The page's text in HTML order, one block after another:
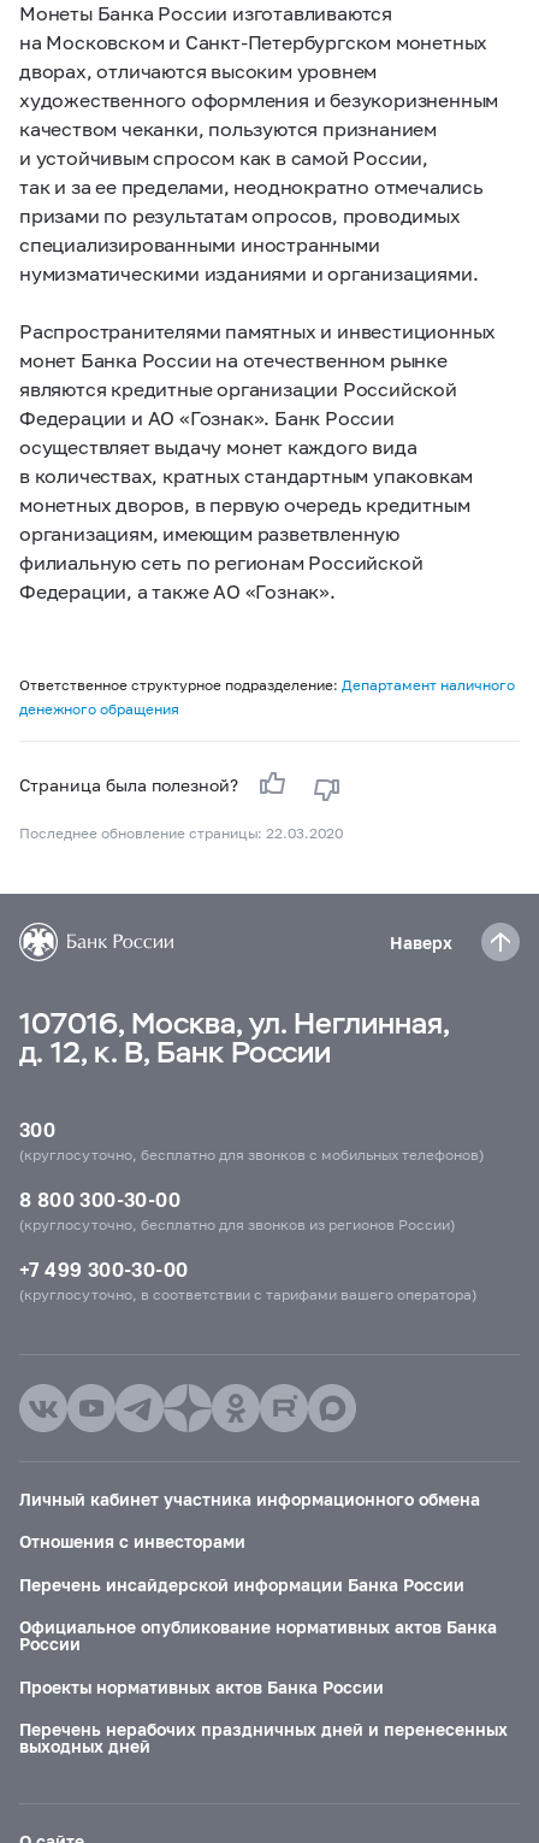
Монеты Банка России изготавливаются
на Московском и Санкт-Петербургском монетных
дворах, отличаются высоким уровнем
художественного оформления и безукоризненным
качеством чеканки, пользуются признанием
и устойчивым спросом как в самой России,
так и за ее пределами, неоднократно отмечались
призами по результатам опросов, проводимых
специализированными иностранными
нумизматическими изданиями и организациями.
Распространителями памятных и инвестиционных
монет Банка России на отечественном рынке
являются кредитные организации Российской
Федерации и АО «Гознак». Банк России
осуществляет выдачу монет каждого вида
в количествах, кратных стандартным упаковкам
монетных дворов, в первую очередь кредитным
организациям, имеющим разветвленную
филиальную сеть по регионам Российской
Федерации, а также АО «Гознак».
Ответственное структурное подразделение: Департамент наличного
денежного обращения
Страница была полезной?
Последнее обновление страницы: 22.03.2020
Наверх
107016, Москва, ул. Неглинная,
д. 12, к. В, Банк России
300
(круглосуточно, бесплатно для звонков с мобильных телефонов)
8 800 300-30-00
(круглосуточно, бесплатно для звонков из регионов России)
+7 499 300-30-00
(круглосуточно, в соответствии с тарифами вашего оператора)
Личный кабинет участника информационного обмена
Отношения с инвесторами
Перечень инсайдерской информации Банка России
Официальное опубликование нормативных актов Банка
России
Проекты нормативных актов Банка России
Перечень нерабочих праздничных дней и перенесенных
выходных дней